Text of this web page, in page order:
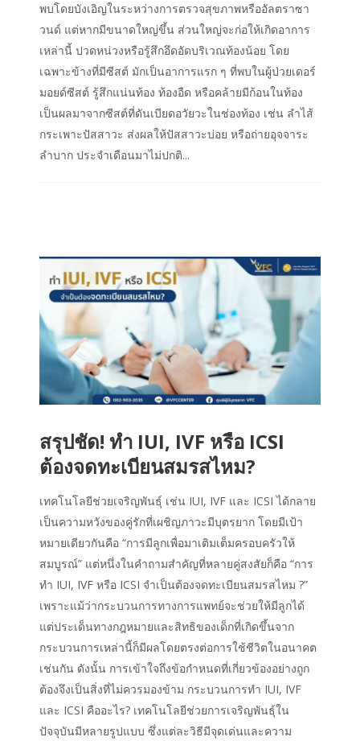
พบโดยบังเอิญในระหว่างการตรวจสุขภาพหรืออัลตราซา
วนด์ แต่หากมีขนาดใหญ่ขึ้น ส่วนใหญ่จะก่อให้เกิดอาการ
เหล่านี้ ปวดหน่วงหรือรู้สึกอึดอัดบริเวณท้องน้อย โดย
เฉพาะข้างที่มีซีสต์ มักเป็นอาการแรก ๆ ที่พบในผู้ป่วยเดอร์
มอยด์ซีสต์ รู้สึกแน่นท้อง ท้องอืด หรือคล้ายมีก้อนในท้อง
เป็นผลมาจากซีสต์ที่ดันเบียดอวัยวะในช่องท้อง เช่น ลำไส้
กระเพาะปัสสาวะ ส่งผลให้ปัสสาวะบ่อย หรือถ่ายอุจจาระ
ลำบาก ประจำเดือนมาไม่ปกติ...
สรุปชัด! ทำ IUI, IVF หรือ ICSI
ต้องจดทะเบียนสมรสไหม?
เทคโนโลยีช่วยเจริญพันธุ์ เช่น IUI, IVF และ ICSI ได้กลาย
เป็นความหวังของคู่รักที่เผชิญภาวะมีบุตรยาก โดยมีเป้า
หมายเดียวกันคือ “การมีลูกเพื่อมาเติมเต็มครอบครัวให้
สมบูรณ์” แต่หนึ่งในคำถามสำคัญที่หลายคู่สงสัยก็คือ “การ
ทำ IUI, IVF หรือ ICSI จำเป็นต้องจดทะเบียนสมรสไหม ?”
เพราะแม้ว่ากระบวนการทางการแพทย์จะช่วยให้มีลูกได้
แต่ประเด็นทางกฎหมายและสิทธิของเด็กที่เกิดขึ้นจาก
กระบวนการเหล่านี้ก็มีผลโดยตรงต่อการใช้ชีวิตในอนาคต
เช่นกัน ดังนั้น การเข้าใจถึงข้อกำหนดที่เกี่ยวข้องอย่างถูก
ต้องจึงเป็นสิ่งที่ไม่ควรมองข้าม กระบวนการทำ IUI, IVF
และ ICSI คืออะไร? เทคโนโลยีช่วยการเจริญพันธุ์ใน
ปัจจุบันมีหลายรูปแบบ ซึ่งแต่ละวิธีมีจุดเด่นและความ